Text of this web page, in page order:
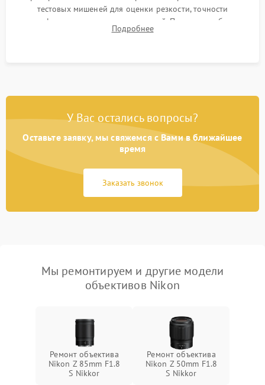
тестовых мишеней для оценки резкости, точности
автофокуса и отсутствия искажений. Проверка работы
диафрагмы на закрытых значениях и тестирование
Подробнее
У Вас остались вопросы?
Оставьте заявку, мы свяжемся с Вами в ближайшее
время
Заказать звонок
Мы ремонтируем и другие модели
объективов Nikon
Ремонт объектива
Nikon Z 85mm F1.8
S Nikkor
Ремонт объектива
Nikon Z 50mm F1.8
S Nikkor